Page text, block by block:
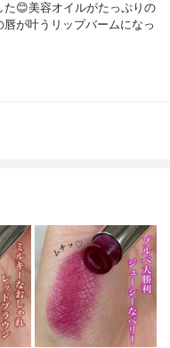
た😊美容オイルがたっぷりの
が叶うリップバームになっ